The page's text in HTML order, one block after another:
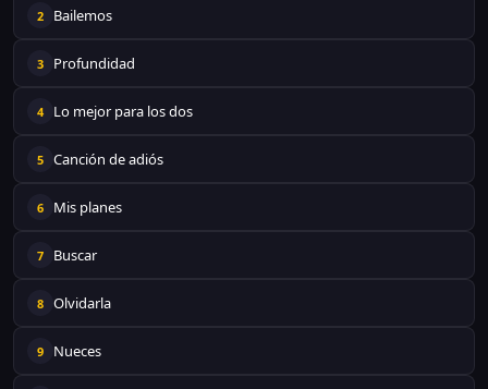
2 Bailemos
3 Profundidad
4 Lo mejor para los dos
5 Canción de adiós
6 Mis planes
7 Buscar
8 Olvidarla
9 Nueces